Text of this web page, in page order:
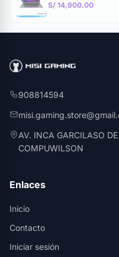
S/ 14,900.00
908814594
AV. INCA GARCILASO
COMPUWILSON
Enlaces
Inicio
Contacto
Iniciar sesión